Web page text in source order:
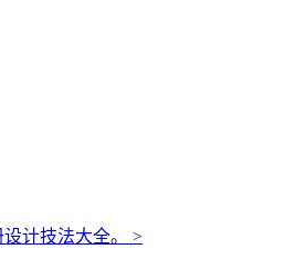
计技法大全。 >